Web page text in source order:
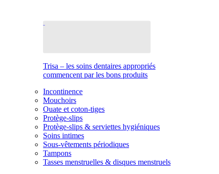
Trisa – les soins dentaires appropriés
commencent par les bons produits
Incontinence
Mouchoirs
Ouate et coton-tiges
Protège-slips
Protège-slips & serviettes hygiéniques
Soins intimes
Sous-vêtements périodiques
Tampons
Tasses menstruelles & disques menstruels